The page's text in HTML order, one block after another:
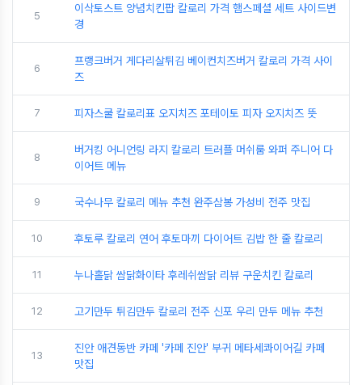
5
이삭토스트 양념치킨팝 칼로리 가격 햄스페셜 세트 사이드변
경
6
프랭크버거 게다리살튀김 베이컨치즈버거 칼로리 가격 사이
즈
7 피자스쿨 칼로리표 오지치즈 포테이토 피자 오지치즈 뜻
8
버거킹 어니언링 라지 칼로리 트러플 머쉬룸 와퍼 주니어 다
이어트 메뉴
9 국수나무 칼로리 메뉴 추천 완주삼봉 가성비 전주 맛집
10 후토루 칼로리 연어 후토마끼 다이어트 김밥 한 줄 칼로리
11 누나홀닭 쌈닭화이타 후레쉬쌈닭 리뷰 구운치킨 칼로리
12 고기만두 튀김만두 칼로리 전주 신포 우리 만두 메뉴 추천
13
진안 애견동반 카페 '카페 진안' 부귀 메타세콰이어길 카페
맛집